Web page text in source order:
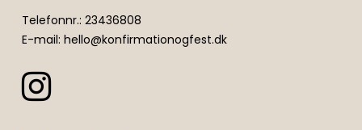
Telefonnr.: 23436808
E-mail: hello@konfirmationogfest.dk